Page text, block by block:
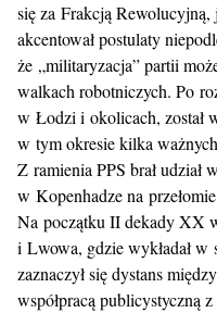
się za Frakcją
akcentował postulaty
że „militaryzacja” partii
walkach robotniczych. Po
w Łodzi i okolicach, został
w tym okresie kilka
Z ramienia PPS brał
w Kopenhadze na
Na początku II dekady XX
i Lwowa, gdzie wykładał
zaznaczył się dystans
współpracą publicystyczną